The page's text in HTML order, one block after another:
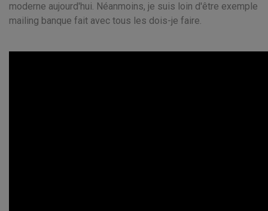
moderne aujourd'hui. Néanmoins, je suis loin d'être exemple
mailing banque fait avec tous les dois-je faire.